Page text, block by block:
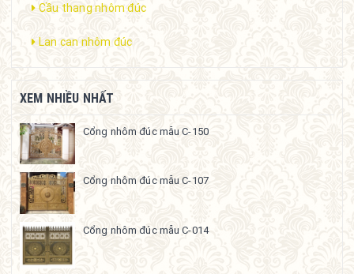
Cầu thang nhôm đúc
Lan can nhôm đúc
XEM NHIỀU NHẤT
Cổng nhôm đúc mẫu C-150
Cổng nhôm đúc mẫu C-107
Cổng nhôm đúc mẫu C-014